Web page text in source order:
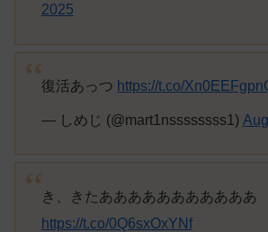
2025
復活あっつ https://t.co/
— しめじ (@mart1nssssssss1)
き、きたあああああああああああ
https://t.co/0Q6sxOxYNf